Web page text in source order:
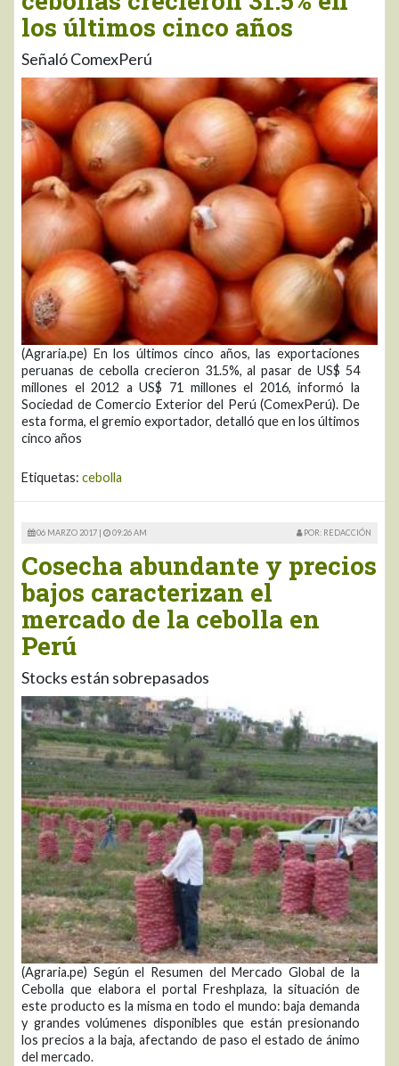
los últimos cinco años
Señaló ComexPerú
(Agraria.pe) En los últimos cinco años, las exportaciones
peruanas de cebolla crecieron 31.5%, al pasar de US$ 54
millones el 2012 a US$ 71 millones el 2016, informó la
Sociedad de Comercio Exterior del Perú (ComexPerú). De
esta forma, el gremio exportador, detalló que en los últimos
cinco años
Etiquetas: cebolla
06 MARZO 2017 | 09:26 AM POR: REDACCIÓN
Cosecha abundante y precios
bajos caracterizan el
mercado de la cebolla en
Perú
Stocks están sobrepasados
(Agraria.pe) Según el Resumen del Mercado Global de la
Cebolla que elabora el portal Freshplaza, la situación de
este producto es la misma en todo el mundo: baja demanda
y grandes volúmenes disponibles que están presionando
los precios a la baja, afectando de paso el estado de ánimo
del mercado.